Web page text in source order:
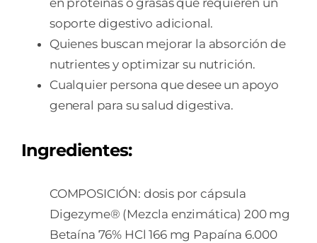
soporte digestivo adicional.
Quienes buscan mejorar la absorción de
nutrientes y optimizar su nutrición.
Cualquier persona que desee un apoyo
general para su salud digestiva.
Ingredientes:
COMPOSICIÓN: dosis por cápsula
Digezyme® (Mezcla enzimática) 200 mg
Betaína 76% HCl 166 mg Papaína 6.000